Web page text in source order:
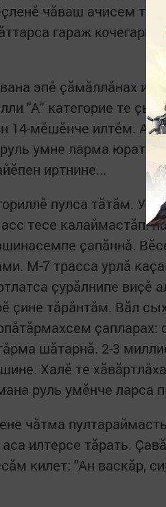
чӑваш ачисем
гараж
эпӗ ҫӑмӑллӑнах
"А" категорие те
14-мӗшӗнче илтӗм.
умне ларма юрать"
иртнине...
пулса тӑтӑм.
тесе калаймастӑп:
ҫапӑннӑ.
М-7 трасса урлӑ
ҫурӑлнипе виҫӗ
ҫине тӑрӑнтӑм. Вӑл
ҫапларах:
шӑтарнӑ. 2-3
Халӗ те
руль умӗнче ларса
чӑтма
илтерсе тӑрать.
килет: "Ан васкӑр,